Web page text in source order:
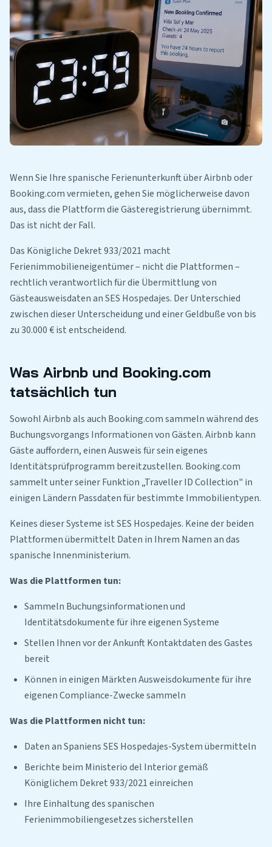
Wenn Sie Ihre spanische Ferienunterkunft über Airbnb oder
Booking.com vermieten, gehen Sie möglicherweise davon
aus, dass die Plattform die Gästeregistrierung übernimmt.
Das ist nicht der Fall.
Das Königliche Dekret 933/2021 macht
Ferienimmobilieneigentümer – nicht die Plattformen –
rechtlich verantwortlich für die Übermittlung von
Gästeausweisdaten an SES Hospedajes. Der Unterschied
zwischen dieser Unterscheidung und einer Geldbuße von bis
zu 30.000 € ist entscheidend.
Was Airbnb und Booking.com
tatsächlich tun
Sowohl Airbnb als auch Booking.com sammeln während des
Buchungsvorgangs Informationen von Gästen. Airbnb kann
Gäste auffordern, einen Ausweis für sein eigenes
Identitätsprüfprogramm bereitzustellen. Booking.com
sammelt unter seiner Funktion „Traveller ID Collection" in
einigen Ländern Passdaten für bestimmte Immobilientypen.
Keines dieser Systeme ist SES Hospedajes. Keine der beiden
Plattformen übermittelt Daten in Ihrem Namen an das
spanische Innenministerium.
Was die Plattformen tun:
Sammeln Buchungsinformationen und
Identitätsdokumente für ihre eigenen Systeme
Stellen Ihnen vor der Ankunft Kontaktdaten des Gastes
bereit
Können in einigen Märkten Ausweisdokumente für ihre
eigenen Compliance-Zwecke sammeln
Was die Plattformen nicht tun:
Daten an Spaniens SES Hospedajes-System übermitteln
Berichte beim Ministerio del Interior gemäß
Königlichem Dekret 933/2021 einreichen
Ihre Einhaltung des spanischen
Ferienimmobiliengesetzes sicherstellen